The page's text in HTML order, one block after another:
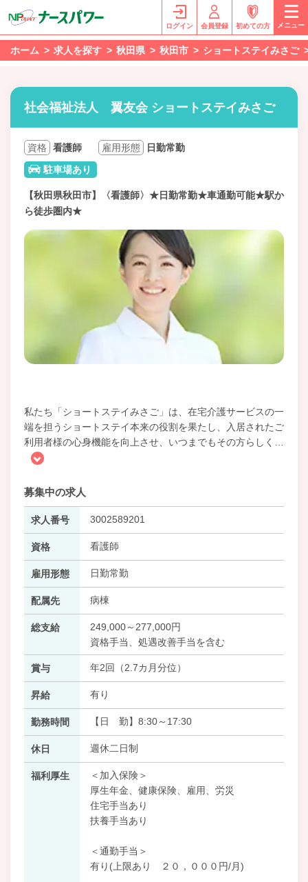
ログイン 会員登録 初めての方 メニュー
ホーム 求人を探す 秋田県 秋田市 ショートステイみさご
社会福祉法人 翼友会 ショートステイみさご
資格 看護師 雇用形態
日勤常勤
駐車場あり
【秋田県秋田市】〈看護師〉★日勤常勤★車通勤可能★駅か
ら徒歩圏内★
私たち「ショートステイみさご」は、在宅介護サービスの一
端を担うショートステイ本来の役割を果たし、入居されたご
利用者様の心身機能を向上させ、いつまでもその方らしく
募集中の求人
求人番号 3002589201
資格 看護師
雇用形態 日勤常勤
配属先 病棟
総支給
249,000～277,000円
資格手当、処遇改善手当を含む
賞与 年2回（2.7カ月分位）
昇給 有り
勤務時間 【日 勤】8:30～17:30
休日 週休二日制
福利厚生
＜加入保険＞
厚生年金、健康保険、雇用、労災
住宅手当あり
扶養手当あり
＜通勤手当＞
有り(上限あり ２０，０００円/月)